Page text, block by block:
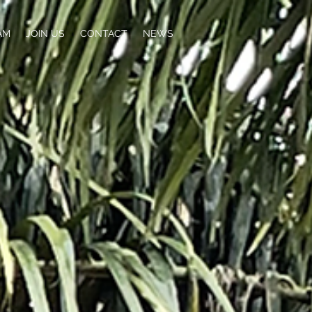
JOIN US CONTACT NEWS